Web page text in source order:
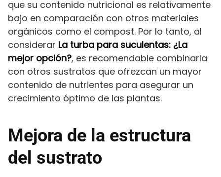
que su contenido nutricional es relativamente
bajo en comparación con otros materiales
orgánicos como el compost. Por lo tanto, al
considerar La turba para suculentas: ¿La
mejor opción?, es recomendable combinarla
con otros sustratos que ofrezcan un mayor
contenido de nutrientes para asegurar un
crecimiento óptimo de las plantas.
Mejora de la estructura
del sustrato